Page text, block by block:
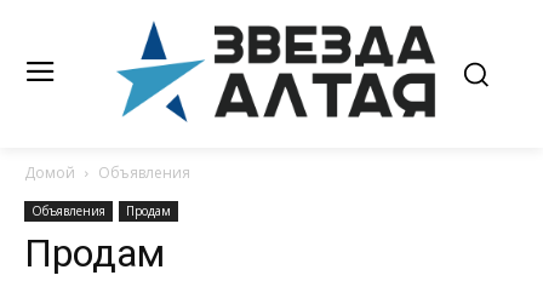
Домой Объявления
Объявления Продам
Продам